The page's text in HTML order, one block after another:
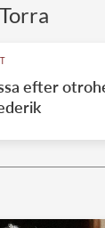
UTLÄNDSKT
kungahuset
efter